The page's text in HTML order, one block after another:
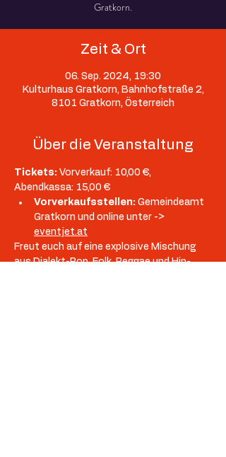
Zeit & Ort
06. Sep. 2024, 19:30
Kulturhaus Gratkorn, Bahnhofstraße 2,
8101 Gratkorn, Österreich
Über die Veranstaltung
Tickets: Vorverkauf: 10,00 €,
Abendkassa: 15,00 €
Vorverkaufsstellen: Gemeindeamt
Gratkorn und online unter ->
eventjet.at
Freut euch auf eine explosive Mischung
aus Dialekt-Pop, Folk, Reggae und Hip-